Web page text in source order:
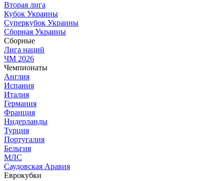
Вторая лига
Кубок Украины
Суперкубок Украины
Сборная Украины
Сборные
Лига наций
ЧМ 2026
Чемпионаты
Англия
Испания
Италия
Германия
Франция
Нидерланды
Турция
Португалия
Бельгия
МЛС
Саудовская Аравия
Еврокубки